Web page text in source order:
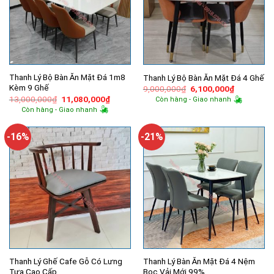
Thanh Lý Bộ Bàn Ăn Mặt Đá 1m8
Kèm 9 Ghế
13,000,000₫ Giá
gốc
là:
11,080,000₫Giá
hiện
11,080,000₫.
Còn hàng - Giao nhanh
Thanh Lý Bộ Bàn Ăn Mặt Đá 4 Ghế
9,000,000₫ Giá
gốc
là:
6,100,000₫Giá
hiện
tại
Còn hàng - Giao nhanh
-16%
Thanh Lý Ghế Cafe Gỗ Có Lưng
Tựa Cao Cấp
-21%
Thanh Lý Bàn Ăn Mặt Đá 4 Nệm
Bọc Vải Mới 99%